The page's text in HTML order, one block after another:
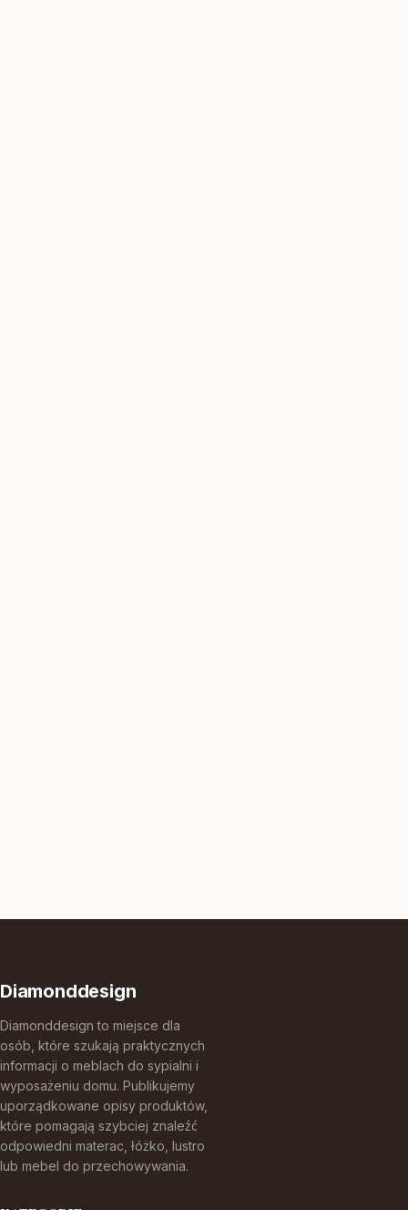
Diamonddesign
Diamonddesign to miejsce dla
osób, które szukają praktycznych
informacji o meblach do sypialni i
wyposażeniu domu. Publikujemy
uporządkowane opisy produktów,
które pomagają szybciej znaleźć
odpowiedni materac, łóżko, lustro
lub mebel do przechowywania.